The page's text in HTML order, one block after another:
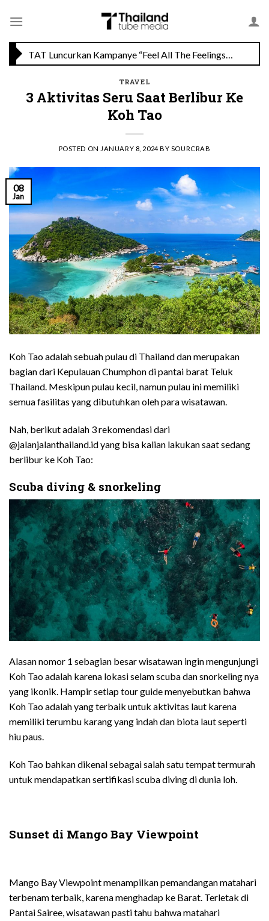
TAT Luncurkan Kampanye “Feel All The Feelings” dengan Lalisa LISA Manobal untuk Promosikan Pariwisata Berkualitas Thailand
TRAVEL
3 Aktivitas Seru Saat Berlibur Ke
Koh Tao
POSTED ON JANUARY 8, 2024BY SOURCRAB
08
Jan
Koh Tao adalah sebuah pulau di Thailand dan merupakan
bagian dari Kepulauan Chumphon di pantai barat Teluk
Thailand. Meskipun pulau kecil, namun pulau ini memiliki
semua fasilitas yang dibutuhkan oleh para wisatawan.
Nah, berikut adalah 3 rekomendasi dari
@jalanjalanthailand.idyang bisa kalian lakukan saat sedang
berlibur ke Koh Tao:
Scuba diving & snorkeling
Alasan nomor 1 sebagian besar wisatawan ingin mengunjungi
Koh Tao adalah karena lokasi selam scuba dan snorkeling nya
yang ikonik. Hampir setiap tour guide menyebutkan bahwa
Koh Tao adalah yang terbaik untuk aktivitas laut karena
memiliki terumbu karang yang indah dan biota laut seperti
hiu paus.
Koh Tao bahkan dikenal sebagai salah satu tempat termurah
untuk mendapatkan sertifikasi scuba diving di dunia loh.
Sunset di Mango Bay Viewpoint
Mango Bay Viewpoint menampilkan pemandangan matahari
terbenam terbaik, karena menghadap ke Barat. Terletak di
Pantai Sairee, wisatawan pasti tahu bahwa matahari